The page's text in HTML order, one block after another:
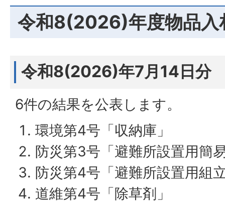
令和8(2026)年度物品入
令和8(2026)年7月14日分
6件の結果を公表します。
環境第4号「収納庫」
防災第3号「避難所設置用簡
防災第4号「避難所設置用組
道維第4号「除草剤」